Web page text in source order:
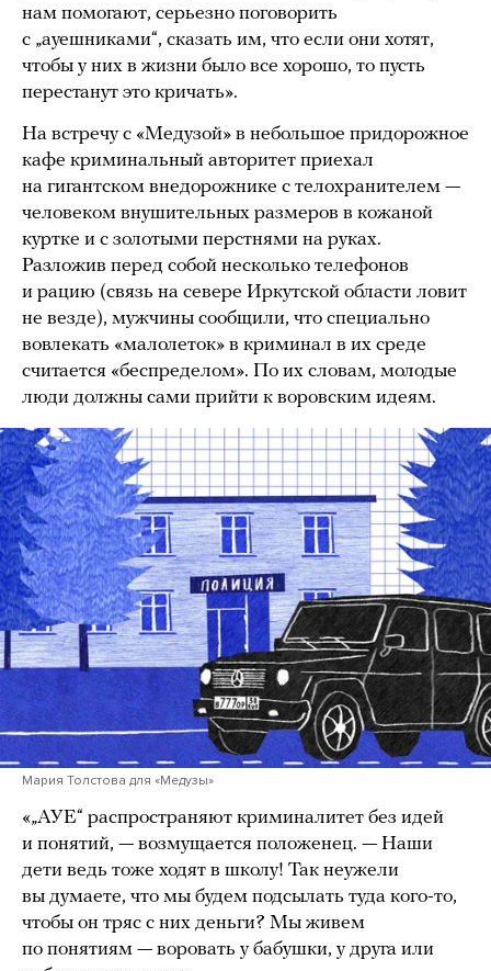
нам помогают, серьезно поговорить
с „ауешниками“, сказать им, что если они хотят,
чтобы у них в жизни было все хорошо, то пусть
перестанут это кричать».
На встречу с «Медузой» в небольшое придорожное
кафе криминальный авторитет приехал
на гигантском внедорожнике с телохранителем —
человеком внушительных размеров в кожаной
куртке и с золотыми перстнями на руках.
Разложив перед собой несколько телефонов
и рацию (связь на севере Иркутской области ловит
не везде), мужчины сообщили, что специально
вовлекать «малолеток» в криминал в их среде
считается «беспределом». По их словам, молодые
люди должны сами прийти к воровским идеям.
Мария Толстова для «Медузы»
«„АУЕ“ распространяют криминалитет без идей
и понятий, — возмущается положенец. — Наши
дети ведь тоже ходят в школу! Так неужели
вы думаете, что мы будем подсылать туда кого-то,
чтобы он тряс с них деньги? Мы живем
по понятиям — воровать у бабушки, у друга или